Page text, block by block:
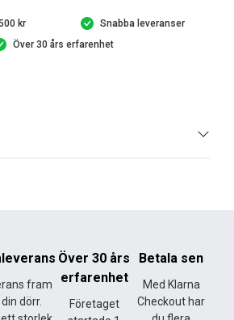
kr
Snabba leveranser
Över 30 års erfarenhet
fram
dörr.
Över 30 års
erfarenhet
Företaget
Betala sen
Med Klarna
Checkout har